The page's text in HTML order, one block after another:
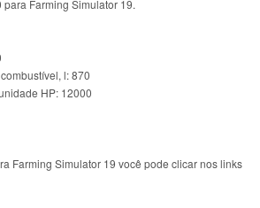
Farming Simulator 19.
l: 870
HP: 12000
Farming Simulator 19 você pode clicar nos links